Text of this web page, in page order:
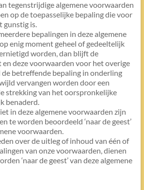
tegenstrijdige algemene voorwaarden
op de toepasselijke bepaling die voor
gunstig is.
bepalingen in deze algemene
enig moment geheel of gedeeltelijk
worden, dan blijft de
deze voorwaarden voor het overige
de betreffende bepaling in onderling
vervangen worden door een
strekking van het oorspronkelijke
benaderd.
in deze algemene voorwaarden zijn
te worden beoordeeld ‘naar de geest’
voorwaarden.
over de uitleg of inhoud van één of
van onze voorwaarden, dienen
‘naar de geest’ van deze algemene